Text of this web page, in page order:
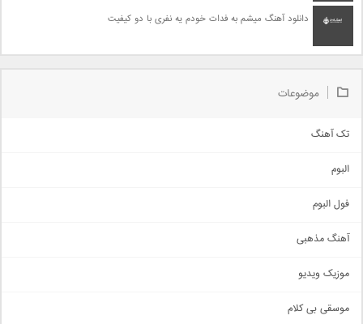
دانلود آهنگ میشم به فدات خودم یه نفری با دو کیفیت
موضوعات
تک آهنگ
اجتماعی
حماسی
سنتی
اهنگ بندرعباسی
البوم
فول البوم
آهنگ مذهبی
موزیک ویدیو
موسقی بی کلام